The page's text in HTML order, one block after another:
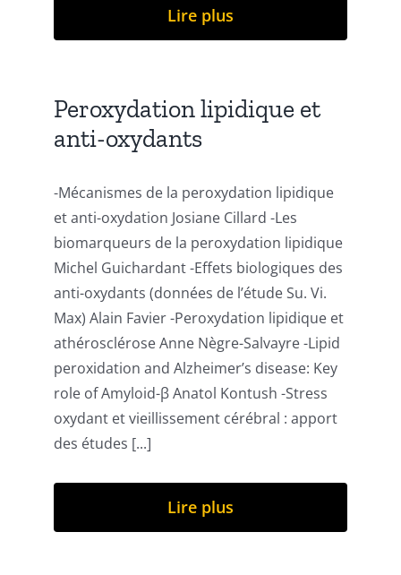
Lire plus
Peroxydation lipidique et
anti-oxydants
-Mécanismes de la peroxydation lipidique
et anti-oxydation Josiane Cillard -Les
biomarqueurs de la peroxydation lipidique
Michel Guichardant -Effets biologiques des
anti-oxydants (données de l’étude Su. Vi.
Max) Alain Favier -Peroxydation lipidique et
athérosclérose Anne Nègre-Salvayre -Lipid
peroxidation and Alzheimer’s disease: Key
role of Amyloid-β Anatol Kontush -Stress
oxydant et vieillissement cérébral : apport
des études [...]
Lire plus